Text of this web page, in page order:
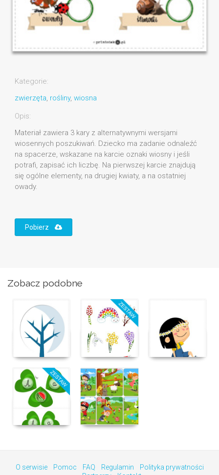
Kategorie:
zwierzęta, rośliny, wiosna
Opis:
Materiał zawiera 3 kary z alternatywnymi wersjami
wiosennych poszukiwań. Dziecko ma zadanie odnaleźć
na spacerze, wskazane na karcie oznaki wiosny i jeśli
potrafi, zapisać ich liczbę. Na pierwszej karcie znajdują
się ogólne elementy, na drugiej kwiaty, a na ostatniej
owady.
Pobierz
Zobacz podobne
O serwisie Pomoc FAQ Regulamin
Polityka prywatności